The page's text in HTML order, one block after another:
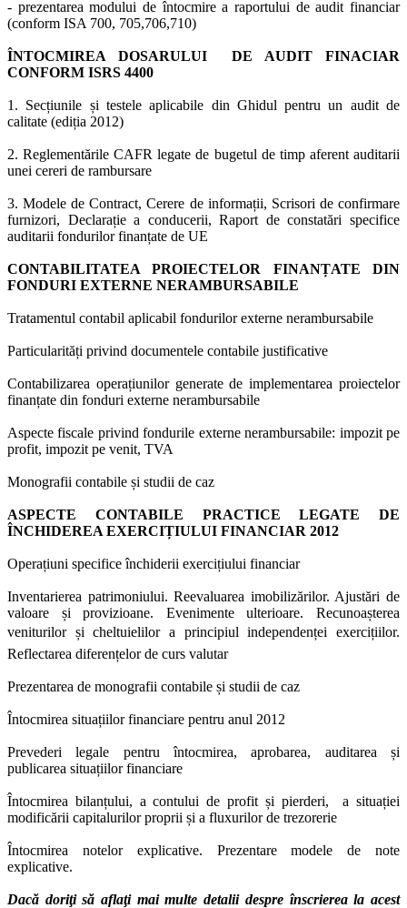
- prezentarea modului de întocmire a raportului de audit financiar
(conform ISA 700, 705,706,710)
ÎNTOCMIREA DOSARULUI DE AUDIT FINACIAR
CONFORM ISRS 4400
1. Secțiunile și testele aplicabile din Ghidul pentru un audit de
calitate (ediția 2012)
2. Reglementările CAFR legate de bugetul de timp aferent auditarii
unei cereri de rambursare
3. Modele de Contract, Cerere de informații, Scrisori de confirmare
furnizori, Declarație a conducerii, Raport de constatări specifice
auditarii fondurilor finanțate de UE
CONTABILITATEA PROIECTELOR FINANȚATE DIN
FONDURI EXTERNE NERAMBURSABILE
Tratamentul contabil aplicabil fondurilor externe nerambursabile
Particularități privind documentele contabile justificative
Contabilizarea operațiunilor generate de implementarea proiectelor
finanțate din fonduri externe nerambursabile
Aspecte fiscale privind fondurile externe nerambursabile: impozit pe
profit, impozit pe venit, TVA
Monografii contabile și studii de caz
ASPECTE CONTABILE PRACTICE LEGATE DE
ÎNCHIDEREA EXERCIȚIULUI FINANCIAR 2012
Operațiuni specifice închiderii exercițiului financiar
Inventarierea patrimoniului. Reevaluarea imobilizărilor. Ajustări de
valoare și provizioane. Evenimente ulterioare. Recunoașterea
veniturilor și cheltuielilor a principiul independenței exercițiilor.
Reflectarea diferențelor de curs valutar
Prezentarea de monografii contabile și studii de caz
Întocmirea situațiilor financiare pentru anul 2012
Prevederi legale pentru întocmirea, aprobarea, auditarea și
publicarea situațiilor financiare
Întocmirea bilanțului, a contului de profit și pierderi, a situației
modificării capitalurilor proprii și a fluxurilor de trezorerie
Întocmirea notelor explicative. Prezentare modele de note
explicative.
Dacă doriţi să aflaţi mai multe detalii despre înscrierea la acest